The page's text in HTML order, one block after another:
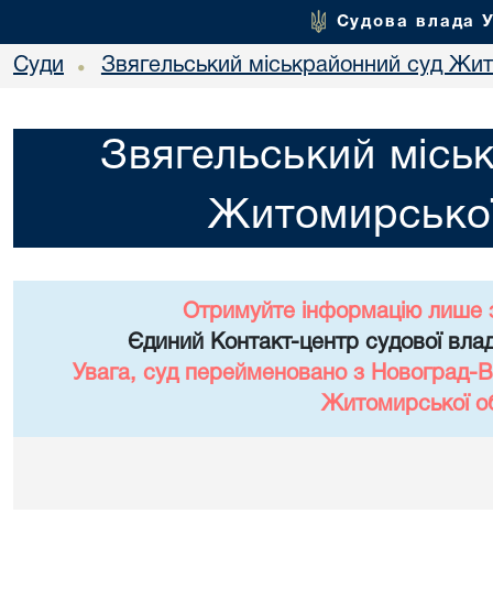
Судова влада
Суди • Звягельський міськрайонний суд
Звягельський
Отримуйте інформацію лише
Єдиний Контакт-центр судової
Увага, суд перейменовано з Новоград-
Житомирської